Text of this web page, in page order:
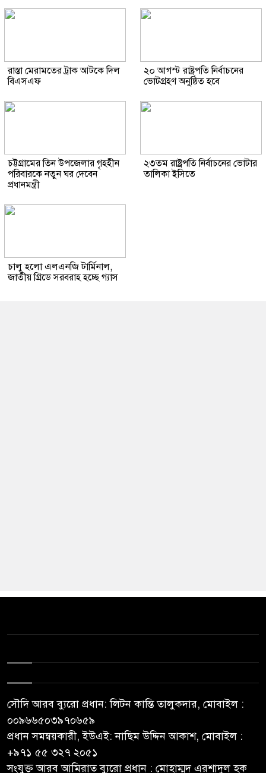
রাস্তা মেরামতের ট্রাক আটকে দিল
বিএসএফ
২০ আগস্ট রাষ্ট্রপতি নির্বাচনের
ভোটগ্রহণ অনুষ্ঠিত হবে
চট্টগ্রামের তিন উপজেলার গৃহহীন
পরিবারকে নতুন ঘর দেবেন
প্রধানমন্ত্রী
২৩তম রাষ্ট্রপতি নির্বাচনের ভোটার
তালিকা ইসিতে
চালু হলো এলএনজি টার্মিনাল,
জাতীয় গ্রিডে সরবরাহ হচ্ছে গ্যাস
সৌদি আরব ব্যুরো প্রধান: লিটন কান্তি তালুকদার, মোবাইল :
০০৯৬৬৫০৩৯৭০৬৫৯
প্রধান সমন্বয়কারী, ইউএই: নাছিম উদ্দিন আকাশ, মোবাইল :
‪+৯৭১ ৫৫ ৩২৭ ২০৫১‬
সংযুক্ত আরব আমিরাত ব্যুরো প্রধান : মোহাম্মদ এরশাদুল হক